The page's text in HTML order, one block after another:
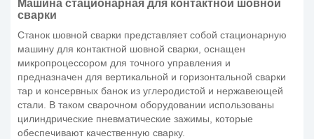
Машина стационарная для контактной шовной
сварки
Станок шовной сварки представляет собой стационарную
машину для контактной шовной сварки, оснащен
микропроцессором для точного управления и
предназначен для вертикальной и горизонтальной сварки
тар и консервных банок из углеродистой и нержавеющей
стали. В таком сварочном оборудовании использованы
цилиндрические пневматические зажимы, которые
обеспечивают качественную сварку.